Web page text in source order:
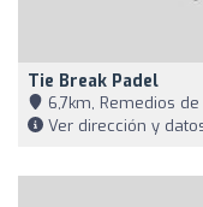
Tie Break Padel
6,7km, Remedios
Ver dirección y